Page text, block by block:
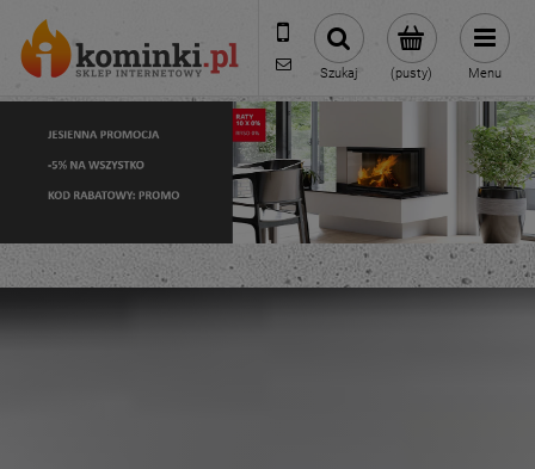
601954074
biuro@ikominki.pl
(pusty)
Szukaj Menu